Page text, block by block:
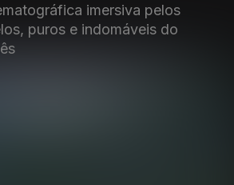
imersiva pelos
puros e indomáveis do